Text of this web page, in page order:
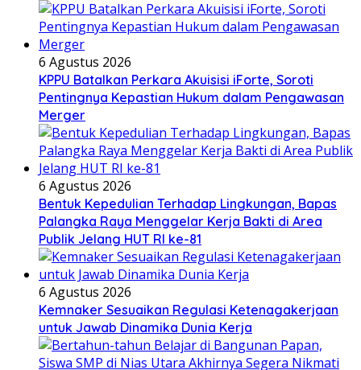
6 Agustus 2026
KPPU Batalkan Perkara Akuisisi iForte, Soroti
Pentingnya Kepastian Hukum dalam Pengawasan
Merger
6 Agustus 2026
Bentuk Kepedulian Terhadap Lingkungan, Bapas
Palangka Raya Menggelar Kerja Bakti di Area
Publik Jelang HUT RI ke-81
6 Agustus 2026
Kemnaker Sesuaikan Regulasi Ketenagakerjaan
untuk Jawab Dinamika Dunia Kerja